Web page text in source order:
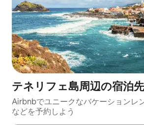
テネリフェ島⁠周⁠辺⁠の宿⁠泊⁠先
Airbnbでユニークなバ⁠ケ⁠ー⁠シ⁠ョ⁠ンレ⁠
な⁠ど⁠を予⁠約⁠し⁠よ⁠う